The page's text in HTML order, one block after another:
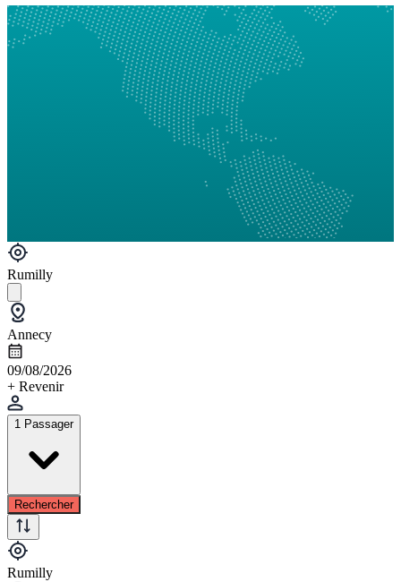
Rumilly
Annecy
09/08/2026
+ Revenir
1 Passager
Rechercher
Rumilly